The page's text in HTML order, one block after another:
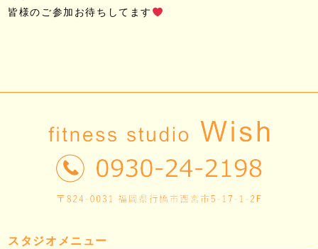
皆様のご参加お待ちしてます
スタジオメニュー